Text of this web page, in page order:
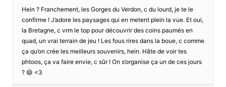
Hein ? Franchement, les Gorges du Verdon, c du lourd, je te le
confirme ! J’adore les paysages qui en metent plein la vue. Et oui,
la Bretagne, c vrm le top pour découvrir des coins paumés en
quad, un vrai terrain de jeu ! Les fous rires dans la boue, c comme
ça qu’on crée les meilleurs souvenirs, hein. Hâte de voir tes
phtoos, ça va faire envie, c sûr ! On s’organise ça un de ces jours
? 😄 <3